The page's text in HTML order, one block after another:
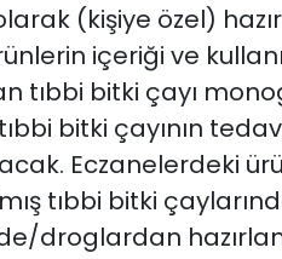
(kişiye özel)
içeriği ve
tıbbi bitki çayı
bitki çayının
Eczanelerdeki
tıbbi bitki
droglardan